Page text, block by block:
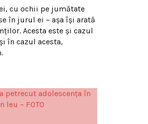
cu ochii pe jumătate
în jurul ei – așa își arată
Acesta este și cazul
în cazul acesta,